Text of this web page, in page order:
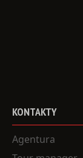
KONTAKTY
Agentura